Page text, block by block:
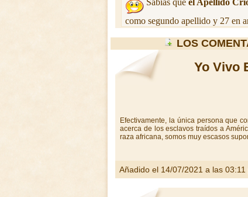
Sabias que el Apellido
como segundo apellido y 27 en
LOS
Yo Vivo
Efectivamente, la única persona que
acerca de los esclavos traídos a
raza africana, somos muy escasos
Añadido el 14/07/2021 a las 03:11